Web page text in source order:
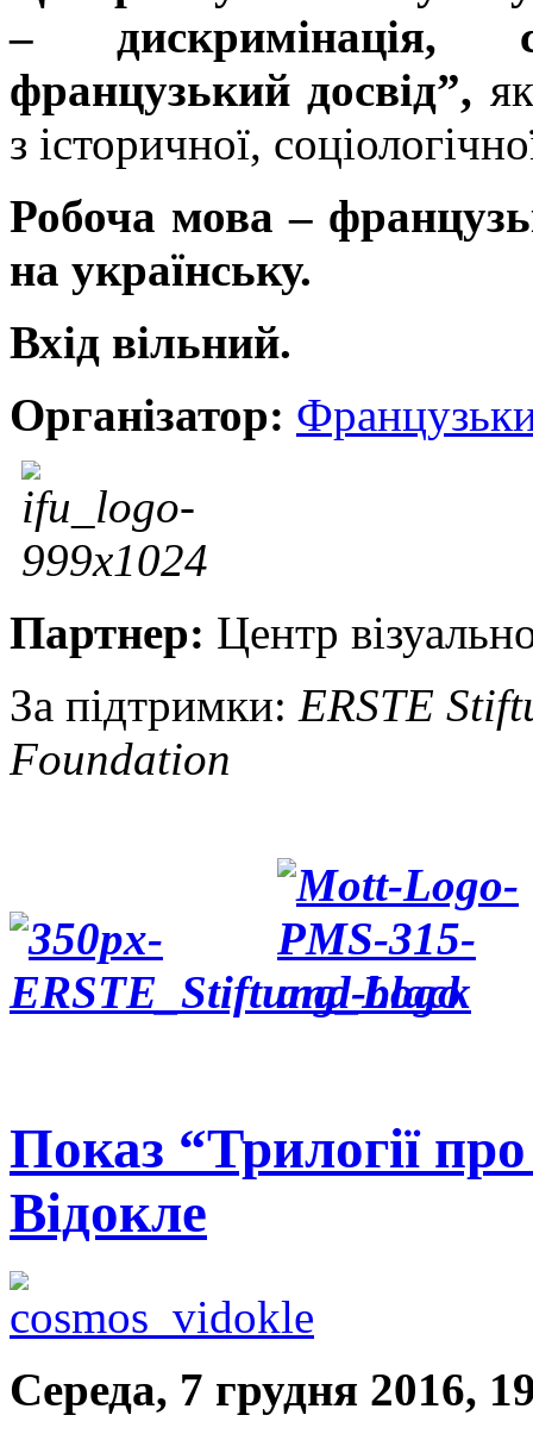
– дискримінація,
французький досвід”,
з історичної,
Робоча мова –
на українську.
Вхід вільний.
Організатор:
Партнер: Центр
За підтримки: ERSTE
Foundation
Показ “Трилогії
Відокле
Середа, 7 грудня 2016,